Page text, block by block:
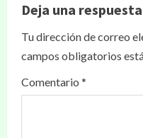
Deja una respuesta
Tu dirección de correo
campos obligatorios
Comentario *